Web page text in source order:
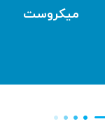
میکروست